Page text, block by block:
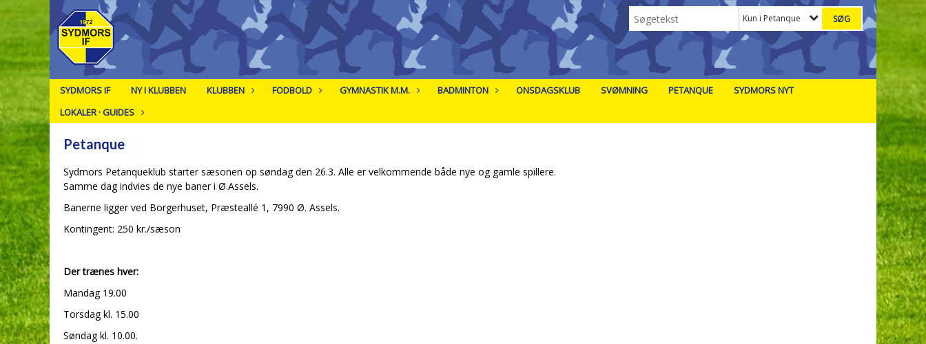
Kun i Petanque
SYDMORS IF NY I KLUBBEN KLUBBEN FODBOLD GYMNASTIK M.M. BADMINTON ONSDAGSKLUB SVØMNING PETANQUE
SYDMORS NYT
LOKALER · GUIDES
Petanque
Sydmors Petanqueklub starter sæsonen op søndag den 26.3. Alle er velkommende både nye og gamle spillere.
Samme dag indvies de nye baner i Ø.Assels.
Banerne ligger ved Borgerhuset, Præsteallé 1, 7990 Ø. Assels.
Kontingent: 250 kr./sæson
Der trænes hver:
Mandag 19.00
Torsdag kl. 15.00
Søndag kl. 10.00.